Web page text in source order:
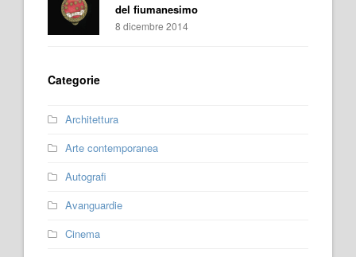
del fiumanesimo
8 dicembre 2014
Categorie
Architettura
Arte contemporanea
Autografi
Avanguardie
Cinema